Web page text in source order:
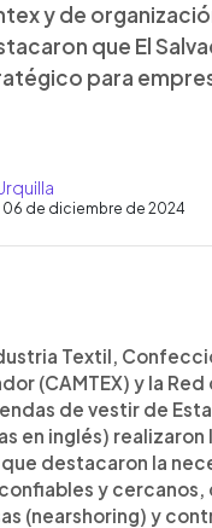
y de
que El
para
06 de diciembre de 2024
artículoTextil,
(CAMTEX) y la Red
de vestir de
en inglés) realizaron
destacaron la
y cercanos,
(nearshoring) y